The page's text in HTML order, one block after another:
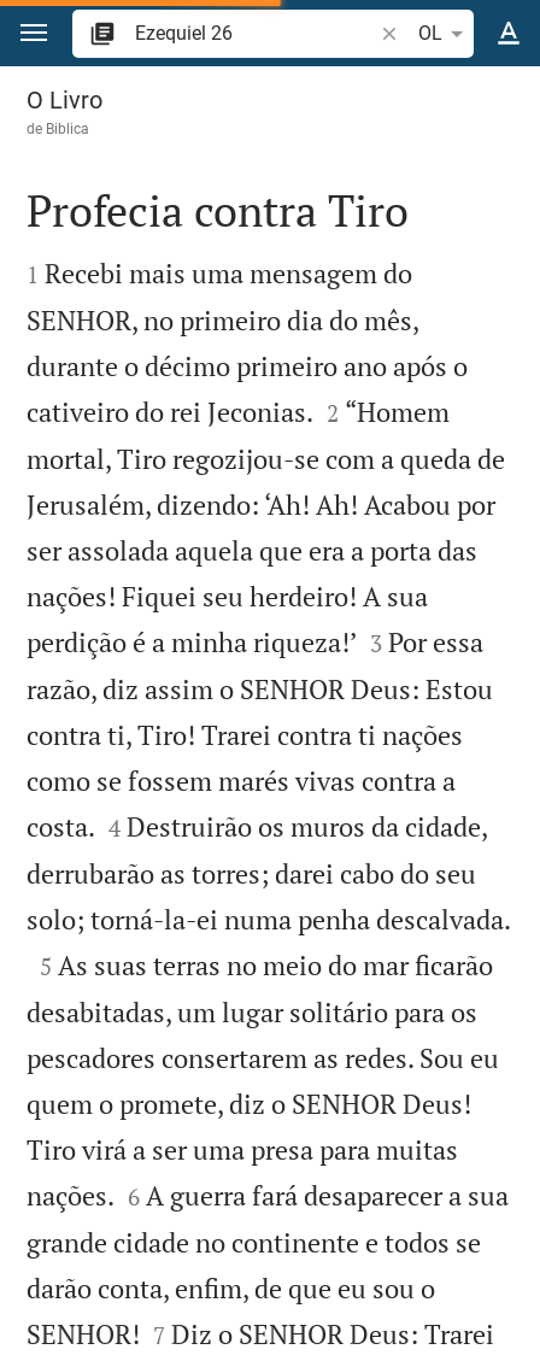
Ir para o conteúdo
Pesquise
OL
Ezequiel 26
O Livro
de Biblica

Profecia contra Tiro

1 Recebi mais uma mensagem do
SENHOR, no primeiro dia do mês,
durante o décimo primeiro ano após o
cativeiro do rei Jeconias. 

2 “Homem
mortal, Tiro regozijou-se com a queda de
Jerusalém, dizendo: ‘Ah! Ah! Acabou por
ser assolada aquela que era a porta das
nações! Fiquei seu herdeiro! A sua
perdição é a minha riqueza!’ 

3 Por essa
razão, diz assim o SENHOR Deus: Estou
contra ti, Tiro! Trarei contra ti nações
como se fossem marés vivas contra a
costa. 

4 Destruirão os muros da cidade,
derrubarão as torres; darei cabo do seu
solo; torná-la-ei numa penha descalvada.

5 As suas terras no meio do mar ficarão
desabitadas, um lugar solitário para os
pescadores consertarem as redes. Sou eu
quem o promete, diz o SENHOR Deus!
Tiro virá a ser uma presa para muitas
nações. 

6 A guerra fará desaparecer a sua
grande cidade no continente e todos se
darão conta, enfim, de que eu sou o
SENHOR! 

7 Diz o SENHOR Deus: Trarei